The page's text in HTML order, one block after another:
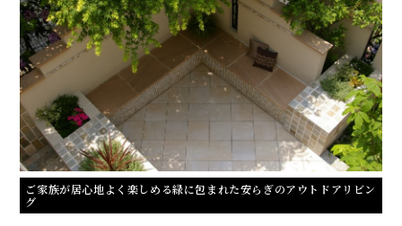
ご家族が居心地よく楽しめる緑に包まれた安らぎのアウトドアリビン
グ